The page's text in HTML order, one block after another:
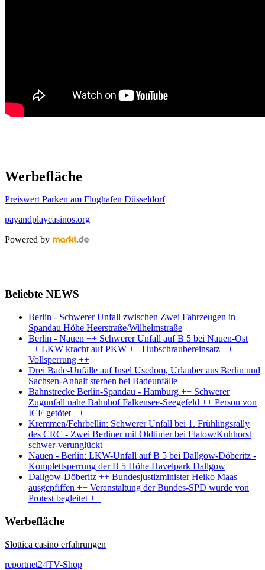
Werbefläche
Preiswert Parken am Flughafen Düsseldorf
payandplaycasinos.org
Powered by
Beliebte NEWS
Berlin - Schwerer Unfall zwischen Zwei Fahrzeugen in
Spandau Höhe Heerstraße/Wilhelmstraße
Berlin - Nauen ++ Schwerer Unfall auf B 5 bei Nauen-Ost
++ LKW kracht auf PKW ++ Hubschraubereinsatz ++
Vollsperrung ++
Drei Bade-Unfälle auf Insel Usedom, Urlauber aus Berlin und
Sachsen-Anhalt sterben bei Badeunfälle
Bahnstrecke Berlin-Spandau - Hamburg ++ Schwerer
Zugunfall nahe Bahnhof Falkensee-Seegefeld ++ Person von
ICE getötet ++
Kremmen/Fehrbellin: Schwerer Unfall bei 1. Frühlingsrally
des CRC - Zwei Berliner mit Oldtimer bei Flatow/Kuhhorst
schwer-verunglückt
Nauen - Berlin: LKW-Unfall auf B 5 bei Dallgow-Döberitz -
Komplettsperrung der B 5 Höhe Havelpark Dallgow
Dallgow-Döberitz ++ Bundesjustizminister Heiko Maas
ausgepfiffen ++ Veranstaltung der Bundes-SPD wurde von
Protest begleitet ++
Werbefläche
Slottica casino erfahrungen
reportnet24TV-Shop